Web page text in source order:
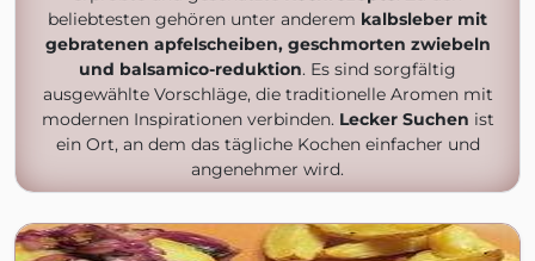
beliebtesten gehören unter anderem kalbsleber mit
gebratenen apfelscheiben, geschmorten zwiebeln
und balsamico-reduktion. Es sind sorgfältig
ausgewählte Vorschläge, die traditionelle Aromen mit
modernen Inspirationen verbinden. Lecker Suchen ist
ein Ort, an dem das tägliche Kochen einfacher und
angenehmer wird.